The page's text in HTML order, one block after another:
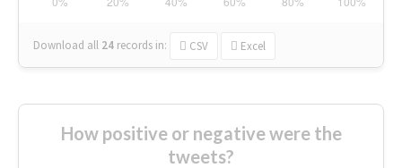
Download all 24 records in: CSV Excel
How positive or negative were the
tweets?